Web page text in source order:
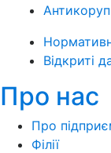
Відкриті
Про нас
Про
Філії